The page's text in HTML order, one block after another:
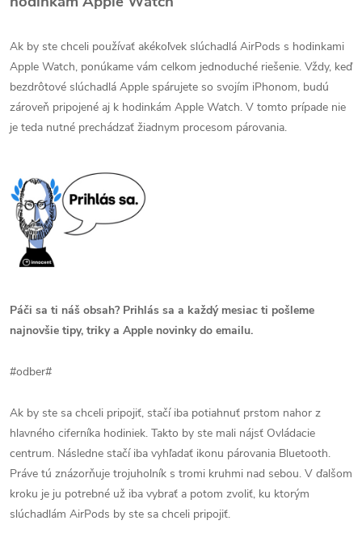
Ak by ste chceli používať akékoľvek slúchadlá AirPods s hodinkami
Apple Watch, ponúkame vám celkom jednoduché riešenie. Vždy, keď
bezdrôtové slúchadlá Apple spárujete so svojím iPhonom, budú
zároveň pripojené aj k hodinkám Apple Watch. V tomto prípade nie
je teda nutné prechádzať žiadnym procesom párovania.
Páči sa ti náš obsah? Prihlás sa a každý mesiac ti pošleme
najnovšie tipy, triky a Apple novinky do emailu.
#odber#
Ak by ste sa chceli pripojiť, stačí iba potiahnuť prstom nahor z
hlavného ciferníka hodiniek. Takto by ste mali nájsť Ovládacie
centrum. Následne stačí iba vyhľadať ikonu párovania Bluetooth.
Práve tú znázorňuje trojuholník s tromi kruhmi nad sebou. V ďalšom
kroku je ju potrebné už iba vybrať a potom zvoliť, ku ktorým
slúchadlám AirPods by ste sa chceli pripojiť.